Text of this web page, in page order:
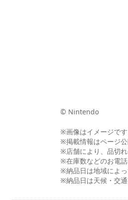
© Nintendo
※画像はイメージです
※掲載情報はページ公
※店舗により、品切れ
※在庫数などのお電話
※納品日は地域によっ
※納品日は天候・交通